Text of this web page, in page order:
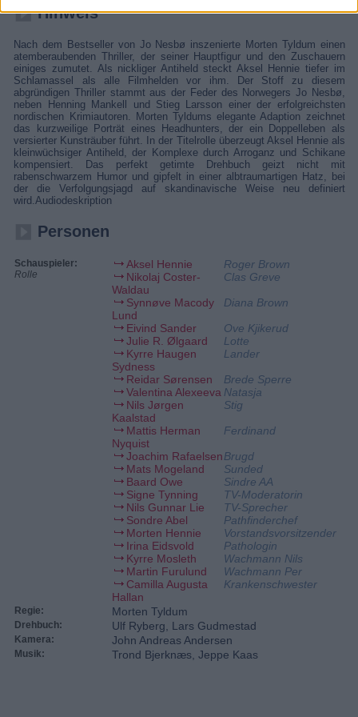
Hinweis
Nach dem Bestseller von Jo Nesbø inszenierte Morten Tyldum einen
atemberaubenden Thriller, der seiner Hauptfigur und den Zuschauern
einiges zumutet. Als nickliger Antiheld steckt Aksel Hennie tiefer im
Schlamassel als alle Filmhelden vor ihm. Der Stoff zu diesem
abgründigen Thriller stammt aus der Feder des Norwegers Jo Nesbø,
neben Henning Mankell und Stieg Larsson einer der erfolgreichsten
nordischen Krimiautoren. Morten Tyldums elegante Adaption zeichnet
das kurzweilige Porträt eines Headhunters, der ein Doppelleben als
versierter Kunsträuber führt. In der Titelrolle überzeugt Aksel Hennie als
kleinwüchsiger Antiheld, der Komplexe durch Arroganz und Schikane
kompensiert. Das perfekt getimte Drehbuch geizt nicht mit
rabenschwarzem Humor und gipfelt in einer albtraumartigen Hatz, bei
der die Verfolgungsjagd auf skandinavische Weise neu definiert
wird.Audiodeskription
Personen
Schauspieler:
Rolle
Aksel Hennie
Roger Brown
Nikolaj Coster-
Waldau
Clas Greve
Synnøve Macody
Lund
Diana Brown
Eivind Sander
Ove Kjikerud
Julie R. Ølgaard
Lotte
Kyrre Haugen
Sydness
Lander
Reidar Sørensen
Brede Sperre
Valentina Alexeeva Natasja
Nils Jørgen
Kaalstad
Stig
Mattis Herman
Nyquist
Ferdinand
Joachim RafaelsenBrugd
Mats Mogeland
Sunded
Baard Owe
Sindre AA
Signe Tynning
TV-Moderatorin
Nils Gunnar Lie
TV-Sprecher
Sondre Abel
Pathfinderchef
Morten Hennie
Vorstandsvorsitzender
Irina Eidsvold
Pathologin
Kyrre Mosleth
Wachmann Nils
Martin Furulund
Wachmann Per
Camilla Augusta
Hallan
Krankenschwester
Regie: Morten Tyldum
Drehbuch: Ulf Ryberg, Lars Gudmestad
Kamera: John Andreas Andersen
Musik: Trond Bjerknæs, Jeppe Kaas